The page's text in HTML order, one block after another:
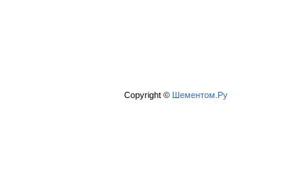
Copyright © Шементом.Ру